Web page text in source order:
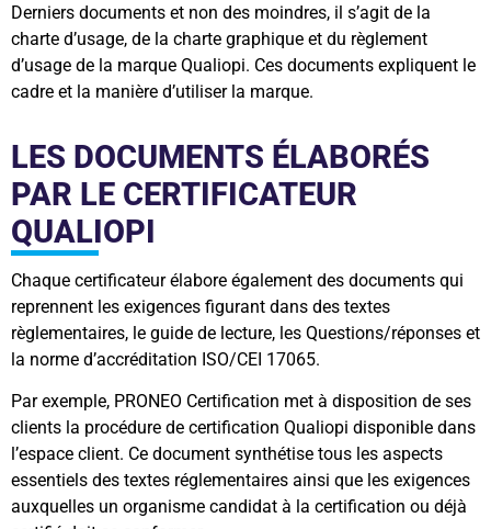
Derniers documents et non des moindres, il s’agit de la
charte d’usage, de la charte graphique et du règlement
d’usage de la marque Qualiopi. Ces documents expliquent le
cadre et la manière d’utiliser la marque.
LES DOCUMENTS ÉLABORÉS
PAR LE CERTIFICATEUR
QUALIOPI
Chaque certificateur élabore également des documents qui
reprennent les exigences figurant dans des textes
règlementaires, le guide de lecture, les Questions/réponses et
la norme d’accréditation ISO/CEI 17065.
Par exemple, PRONEO Certification met à disposition de ses
clients la procédure de certification Qualiopi disponible dans
l’espace client. Ce document synthétise tous les aspects
essentiels des textes réglementaires ainsi que les exigences
auxquelles un organisme candidat à la certification ou déjà